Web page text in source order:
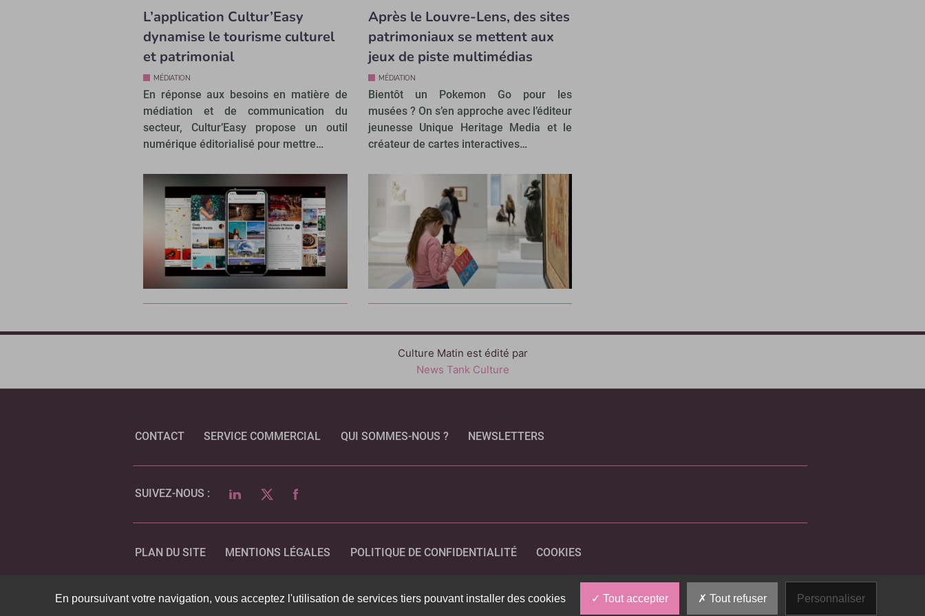
L’application Cultur’Easy
dynamise le tourisme culturel
et patrimonial
MÉDIATION
En réponse aux besoins en matière de
médiation et de communication du
secteur, Cultur’Easy propose un outil
numérique éditorialisé pour mettre…
Après le Louvre-Lens, des sites
patrimoniaux se mettent aux
jeux de piste multimédias
MÉDIATION
Bientôt un Pokemon Go pour les
musées ? On s’en approche avec l’éditeur
jeunesse Unique Heritage Media et le
créateur de cartes interactives…
Culture Matin est édité par
News Tank Culture
CONTACT SERVICE COMMERCIAL QUI SOMMES-NOUS ? NEWSLETTERS
SUIVEZ-NOUS : LINKEDINTWITTERFACEBOOK
PLAN DU SITE MENTIONS LÉGALES POLITIQUE DE CONFIDENTIALITÉ COOKIES
En poursuivant votre navigation, vous acceptez l'utilisation de services tiers pouvant installer des cookies Tout accepter Tout refuser Personnaliser